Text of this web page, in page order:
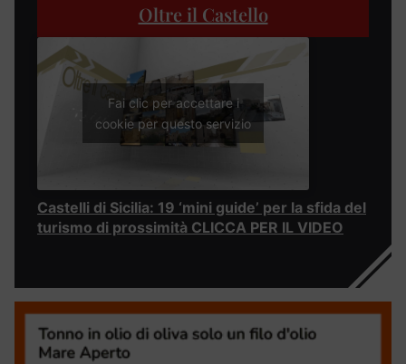
Oltre il Castello
Fai clic per accettare i
cookie per questo servizio
Castelli di Sicilia: 19 ‘mini guide’ per la sfida del
turismo di prossimità CLICCA PER IL VIDEO